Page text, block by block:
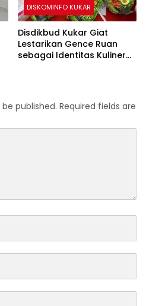
DISKOMINFO KUKAR
Disdikbud Kukar Giat
Lestarikan Gence Ruan
sebagai Identitas Kuliner
published. Required fields are